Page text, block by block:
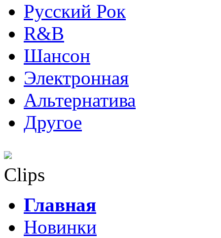
Русский Рок
R&B
Шансон
Электронная
Альтернатива
Другое
Clips
Главная
Новинки